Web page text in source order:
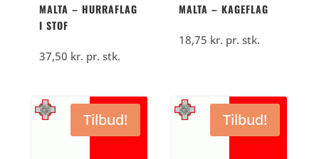
MALTA – HURRAFLAG
I STOF
37,50 kr. pr. stk.
MALTA – KAGEFLAG
18,75 kr. pr. stk.
Tilbud! Tilbud!